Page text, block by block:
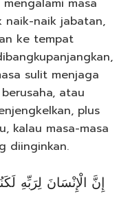
masa
naik-naik jabatan,
ke tempat
sulit menjaga
atau
plus
kalau masa-masa
diinginkan.